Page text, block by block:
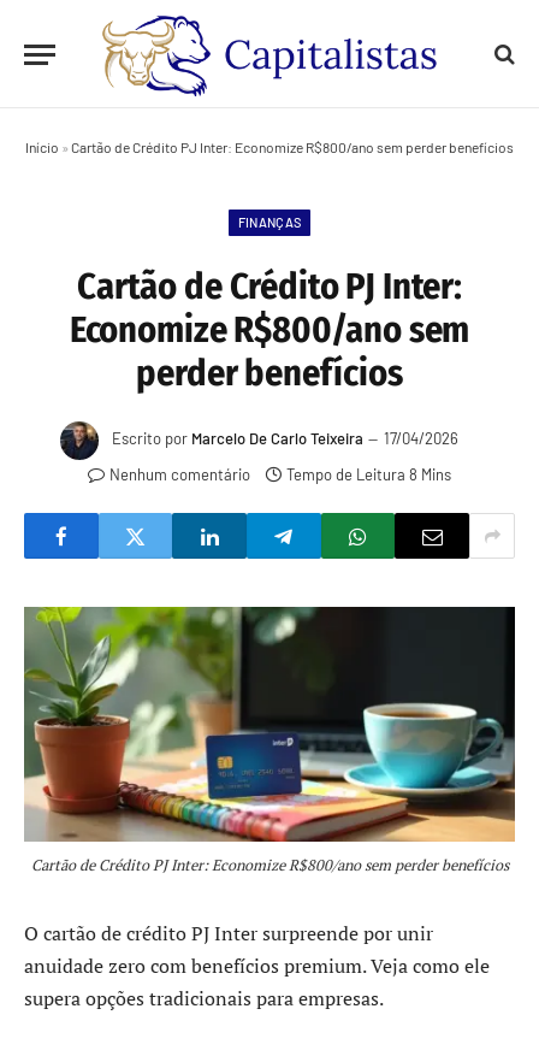
Início » Cartão de Crédito PJ Inter: Economize R$800/ano sem perder benefícios
FINANÇAS
Cartão de Crédito PJ Inter:
Economize R$800/ano sem
perder benefícios
Escrito por Marcelo De Carlo Teixeira
17/04/2026
Nenhum comentário
Tempo de Leitura 8 Mins
Cartão de Crédito PJ Inter: Economize R$800/ano sem perder benefícios
O cartão de crédito PJ Inter surpreende por unir
anuidade zero com benefícios premium. Veja como ele
supera opções tradicionais para empresas.